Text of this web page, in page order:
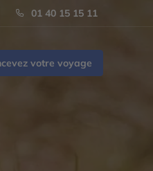
01 40 15 15 11
votre voyage